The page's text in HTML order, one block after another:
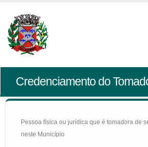
Credenciamento do
Pessoa física ou jurídica que é tomadora de
neste Município